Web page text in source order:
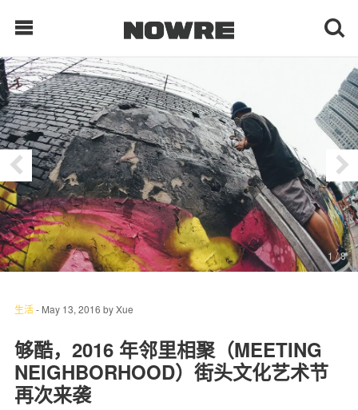
每日鲜榨
现客视点
每日栏目
时 尚
球 鞋
科 技
1/ 8
生活- May 13, 2016 byXue
够酷，2016 年邻里相聚（MEETING
NEIGHBORHOOD）街头文化艺术节
再次来袭